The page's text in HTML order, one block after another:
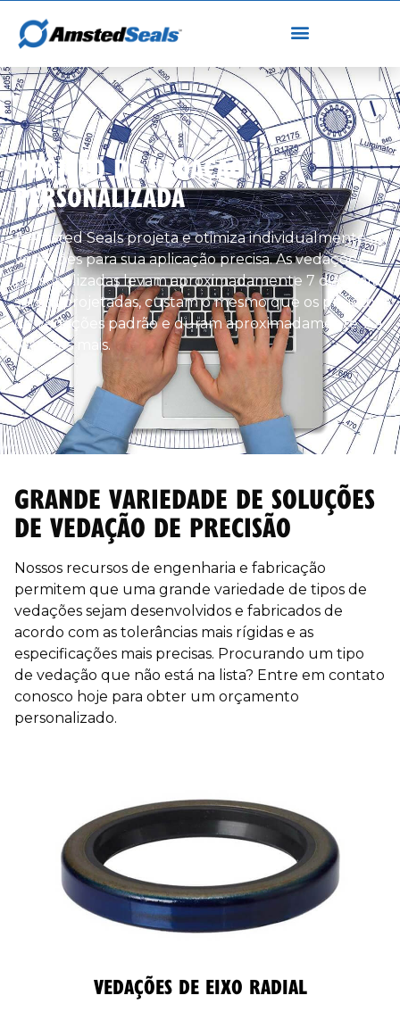
PROJETO DE VEDAÇÃO
PERSONALIZADA
A Amsted Seals projeta e otimiza individualmente as
vedações para sua aplicação precisa. As vedações
personalizadas levam aproximadamente 7 dias para
serem projetadas, custam o mesmo que os projetos
de vedações padrão e duram aproximadamente 7 a
10 vezes mais.
GRANDE VARIEDADE DE SOLUÇÕES
DE VEDAÇÃO DE PRECISÃO
Nossos recursos de engenharia e fabricação
permitem que uma grande variedade de tipos de
vedações sejam desenvolvidos e fabricados de
acordo com as tolerâncias mais rígidas e as
especificações mais precisas. Procurando um tipo
de vedação que não está na lista? Entre em contato
conosco hoje para obter um orçamento
personalizado.
VEDAÇÕES DE EIXO RADIAL